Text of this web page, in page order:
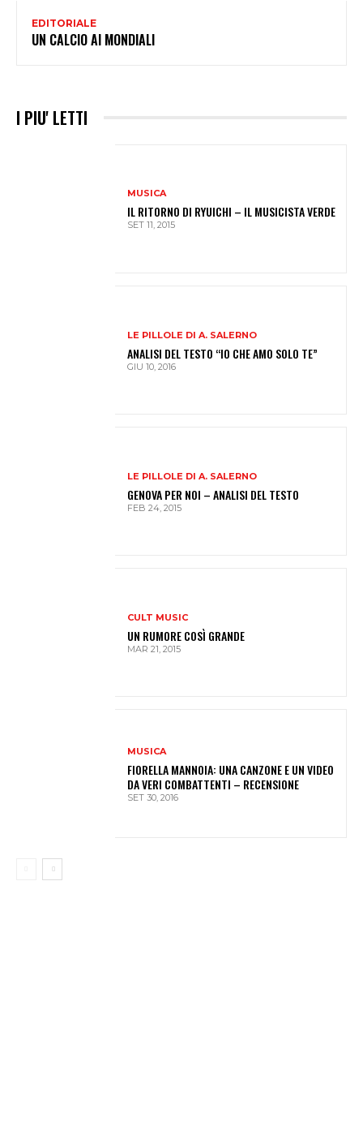
EDITORIALE
UN CALCIO AI MONDIALI
I PIU' LETTI
MUSICA
IL RITORNO DI RYUICHI – IL MUSICISTA VERDE
SET 11, 2015
LE PILLOLE DI A. SALERNO
ANALISI DEL TESTO “IO CHE AMO SOLO TE”
GIU 10, 2016
LE PILLOLE DI A. SALERNO
GENOVA PER NOI – ANALISI DEL TESTO
FEB 24, 2015
CULT MUSIC
UN RUMORE COSÌ GRANDE
MAR 21, 2015
MUSICA
FIORELLA MANNOIA: UNA CANZONE E UN VIDEO
DA VERI COMBATTENTI – RECENSIONE
SET 30, 2016